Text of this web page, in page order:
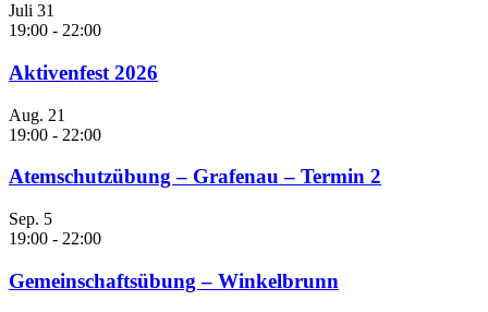
Juli 31
19:00 - 22:00
Aktivenfest 2026
Aug. 21
19:00 - 22:00
Atemschutzübung – Grafenau – Termin 2
Sep. 5
19:00 - 22:00
Gemeinschaftsübung – Winkelbrunn